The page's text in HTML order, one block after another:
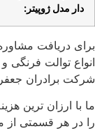
دار مدل ژوپیتر:
برای دریافت
انواع توالت فرنگی
شرکت برادران
ما با ارزان ترین
را در هر قسمتی